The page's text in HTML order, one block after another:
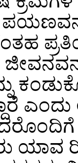
ಎಂದು
ಯಾವ